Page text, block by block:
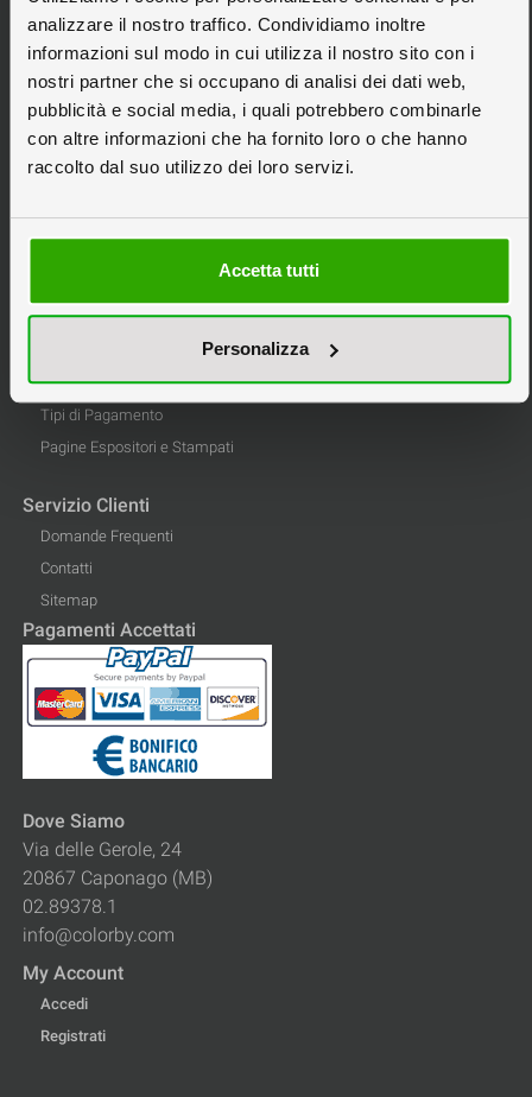
analizzare il nostro traffico. Condividiamo inoltre
informazioni sul modo in cui utilizza il nostro sito con i
nostri partner che si occupano di analisi dei dati web,
pubblicità e social media, i quali potrebbero combinarle
con altre informazioni che ha fornito loro o che hanno
raccolto dal suo utilizzo dei loro servizi.
Accetta tutti
Personalizza
Espositori Pubblicitari
Espositori in Cartone
Espositori Personalizzati
Scatole in Cartone
Informativa Cookie
Tipi di Spedizione
Tipi di Pagamento
Pagine Espositori e Stampati
Servizio Clienti
Domande Frequenti
Contatti
Sitemap
Pagamenti Accettati
Dove Siamo
Via delle Gerole, 24
20867 Caponago (MB)
02.89378.1
info@colorby.com
My Account
Accedi
Registrati